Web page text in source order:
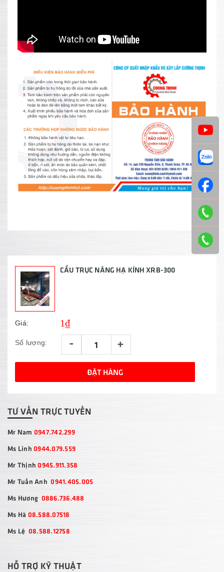
CẨU TRỤC NÂNG HẠ KÍNH XRB-300
Giá: 1₫
Số lượng: - +
ĐẶT HÀNG
TƯ VẤN TRỰC TUYẾN
Mr Nam 0947.742.299
Ms Linh 0944.079.559
Mr Thịnh0945.911.358
Mr Tuấn Anh 0941.405.005
Ms Hương 0886.736.488
Ms Hà 08.588.07518
Ms Lệ 08.588.12758
HỖ TRỢ KỸ THUẬT